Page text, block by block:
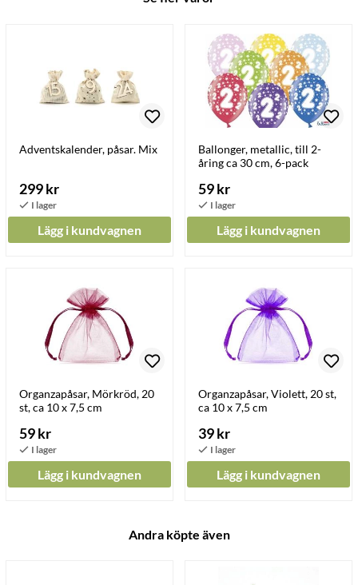
Adventskalender, påsar. Mix
299 kr
Lägg i kundvagnen
Ballonger, metallic, till 2-
åring ca 30 cm, 6-pack
59 kr
Lägg i kundvagnen
Organzapåsar, Mörkröd, 20
st, ca 10 x 7,5 cm
59 kr
Lägg i kundvagnen
Organzapåsar, Violett, 20 st,
ca 10 x 7,5 cm
39 kr
Lägg i kundvagnen
Andra köpte även